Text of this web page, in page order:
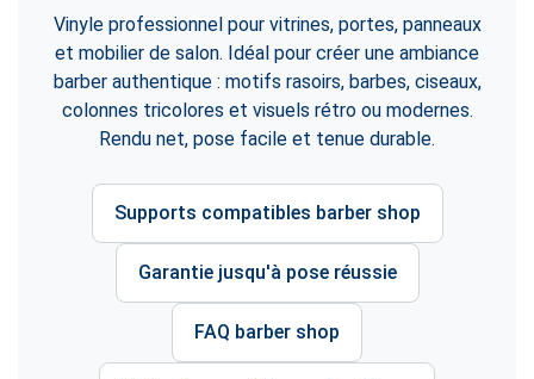
Vinyle professionnel pour vitrines, portes, panneaux
et mobilier de salon. Idéal pour créer une ambiance
barber authentique : motifs rasoirs, barbes, ciseaux,
colonnes tricolores et visuels rétro ou modernes.
Rendu net, pose facile et tenue durable.
Supports compatibles barber shop
Garantie jusqu'à pose réussie
FAQ barber shop